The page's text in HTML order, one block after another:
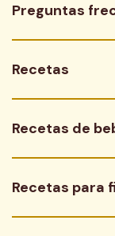
Preguntas
Recetas
Recetas de
Recetas para